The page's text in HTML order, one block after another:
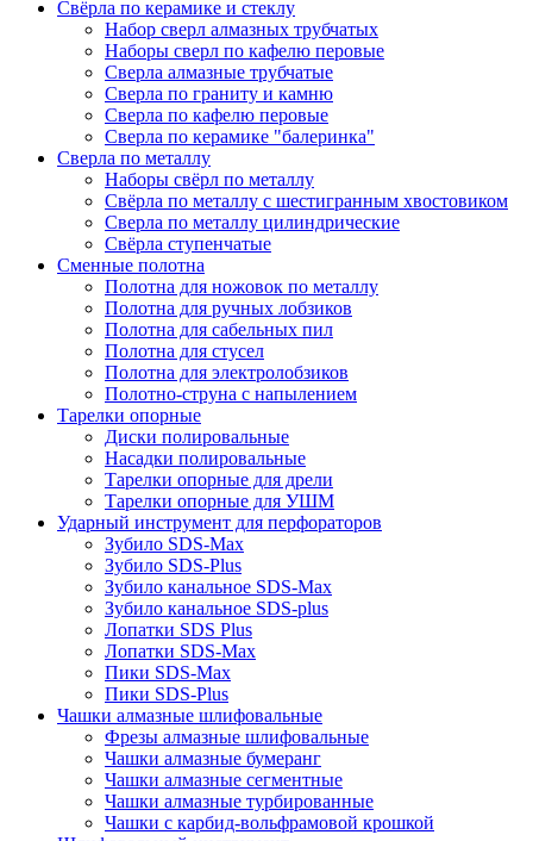
Свёрла по керамике и стеклу
Набор сверл алмазных трубчатых
Наборы сверл по кафелю перовые
Сверла алмазные трубчатые
Сверла по граниту и камню
Сверла по кафелю перовые
Сверла по керамике "балеринка"
Сверла по металлу
Наборы свёрл по металлу
Свёрла по металлу с шестигранным хвостовиком
Сверла по металлу цилиндрические
Свёрла ступенчатые
Сменные полотна
Полотна для ножовок по металлу
Полотна для ручных лобзиков
Полотна для сабельных пил
Полотна для стусел
Полотна для электролобзиков
Полотно-струна с напылением
Тарелки опорные
Диски полировальные
Насадки полировальные
Тарелки опорные для дрели
Тарелки опорные для УШМ
Ударный инструмент для перфораторов
Зубило SDS-Max
Зубило SDS-Plus
Зубило канальное SDS-Max
Зубило канальное SDS-plus
Лопатки SDS Plus
Лопатки SDS-Max
Пики SDS-Max
Пики SDS-Plus
Чашки алмазные шлифовальные
Фрезы алмазные шлифовальные
Чашки алмазные бумеранг
Чашки алмазные сегментные
Чашки алмазные турбированные
Чашки с карбид-вольфрамовой крошкой